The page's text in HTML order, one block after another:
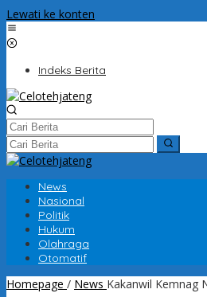
Lewati ke konten
Indeks Berita
News
Nasional
Politik
Hukum
Olahraga
Otomatif
Homepage / News Kakanwil Kemnag